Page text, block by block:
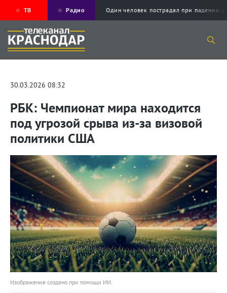
ТВ Радио Один человек пострадал при
30.03.2026 08:32
РБК: Чемпионат мира находится
под угрозой срыва из-за визовой
политики США
Изображение создано при помощи ИИ.